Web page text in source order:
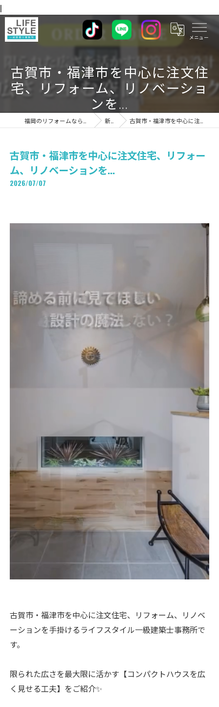
|
古賀市・福津市を中心に注文住
宅、リフォーム、リノベーショ
ンを...
新着情報 古賀市・福津市を中心に注文住宅、リフォーム、リノベーションを...
古賀市・福津市を中心に注文住宅、リフォー
ム、リノベーションを...
2026/07/07
古賀市・福津市を中心に注文住宅、リフォーム、リノベ
ーションを手掛けるライフスタイル一級建築士事務所で
す。
限られた広さを最大限に活かす【コンパクトハウスを広
く見せる工夫】をご紹介✨